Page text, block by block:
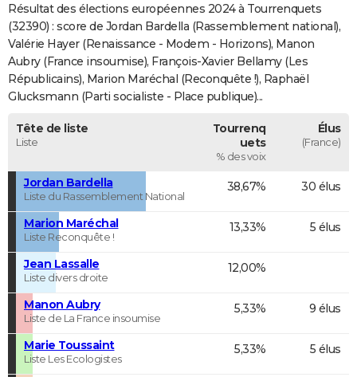
S'inscrire
Se connecter
Lycées
Collèges
Primaires
Universités
Entreprises
Service militaire
Avis de recherche
AVIS DE DÉCÈS
FORUM
Bricolage
Lifestyle
Culture
SportAuto
Television
Voyage
Cinema
Résultat des élections européennes 2024 à Tourrenquets
(32390) : score de Jordan Bardella (Rassemblement national),
Valérie Hayer (Renaissance - Modem - Horizons), Manon
Aubry (France insoumise), François-Xavier Bellamy (Les
Républicains), Marion Maréchal (Reconquête !), Raphaël
Glucksmann (Parti socialiste - Place publique)...
Tête de liste
Liste
Tourrenq
uets
% des voix
Élus
(France)
Jordan Bardella
Liste du Rassemblement National
38,67% 30 élus
Marion Maréchal
Liste Reconquête !
13,33% 5 élus
Jean Lassalle
Liste divers droite
12,00%
Manon Aubry
Liste de La France insoumise
5,33% 9 élus
Marie Toussaint
Liste Les Ecologistes
5,33% 5 élus